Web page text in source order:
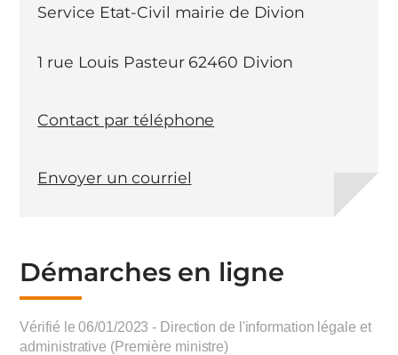
Démarches en ligne
Vérifié le 06/01/2023 - Direction de l'information légale et
administrative (Première ministre)
Service Etat-Civil mairie de Divion
1 rue Louis Pasteur 62460 Divion
Contact par téléphone
Envoyer un courriel